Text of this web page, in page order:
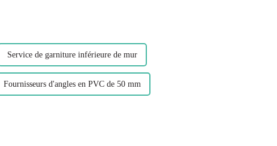
Service de garniture inférieure de mur
Fournisseurs d'angles en PVC de 50 mm